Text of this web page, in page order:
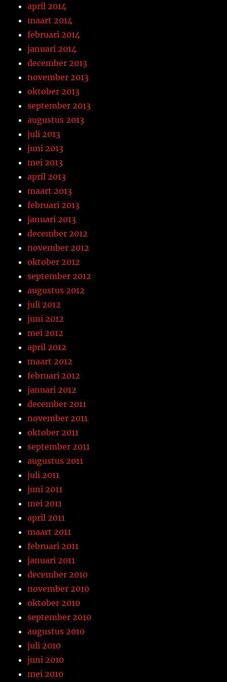
april 2014
maart 2014
februari 2014
januari 2014
december 2013
november 2013
oktober 2013
september 2013
augustus 2013
juli 2013
juni 2013
mei 2013
april 2013
maart 2013
februari 2013
januari 2013
december 2012
november 2012
oktober 2012
september 2012
augustus 2012
juli 2012
juni 2012
mei 2012
april 2012
maart 2012
februari 2012
januari 2012
december 2011
november 2011
oktober 2011
september 2011
augustus 2011
juli 2011
juni 2011
mei 2011
april 2011
maart 2011
februari 2011
januari 2011
december 2010
november 2010
oktober 2010
september 2010
augustus 2010
juli 2010
juni 2010
mei 2010